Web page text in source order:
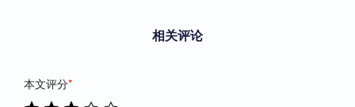
相关评论
本文评分*